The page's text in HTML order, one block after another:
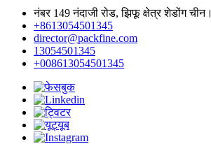
नंबर 149 नंदाजी रोड, झिफू क्षेत्र शेडोंग चीन।
+8613054501345
director@packfine.com
13054501345
+008613054501345